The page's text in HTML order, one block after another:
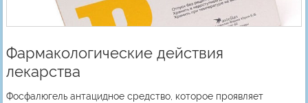
Фармакологические действия
лекарства
Фосфалюгель антацидное средство, которое проявляет